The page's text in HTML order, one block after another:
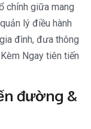
chính giữa mang
lý điều hành
đình, đưa thông
Ngay tiên tiến
đường &